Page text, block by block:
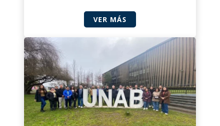
VER MÁS